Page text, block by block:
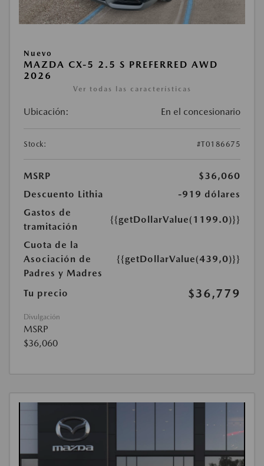
Nuevo
MAZDA CX-5 2.5 S PREFERRED AWD
2026
Ver todas las características
Ubicación: En el concesionario
Stock: #T0186675
MSRP
$36,060
Descuento Lithia
-919 dólares
Gastos de
tramitación
{{getDollarValue(1199.0)}}
Cuota de la
Asociación de
Padres y Madres
{{getDollarValue(439,0)}}
Tu precio $36,779
Divulgación
MSRP
$36,060